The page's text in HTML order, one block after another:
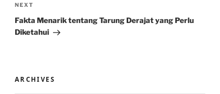
Next
Post
NEXT
Fakta Menarik tentang Tarung Derajat yang Perlu
Diketahui
ARCHIVES